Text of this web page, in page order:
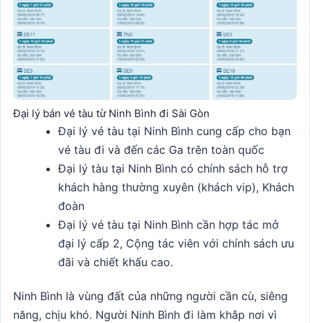
Đại lý bán vé tàu từ Ninh Bình đi Sài Gòn
Đại lý vé tàu tại Ninh Bình cung cấp cho bạn
vé tàu đi và đến các Ga trên toàn quốc
Đại lý tàu tại Ninh Bình có chính sách hỗ trợ
khách hàng thường xuyên (khách vip), Khách
đoàn
Đại lý vé tàu tại Ninh Bình cần hợp tác mở
đại lý cấp 2, Cộng tác viên với chính sách ưu
đãi và chiết khấu cao.
Ninh Bình là vùng đất của những người cần cù, siêng
năng, chịu khó. Người Ninh Bình đi làm khắp nơi vì